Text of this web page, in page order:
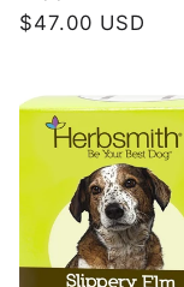
Κανονική
$47.00 USD